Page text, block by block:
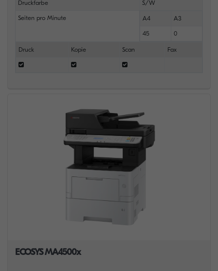
Druckfarbe S/W
Seiten pro Minute A4 A3
45 0
Druck Kopie Scan Fax
ECOSYS MA4500x